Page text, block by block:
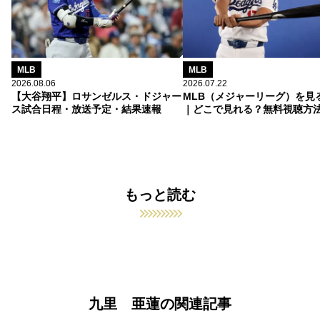
MLB
2026.08.06
【大谷翔平】ロサンゼルス・ドジャー
ス試合日程・放送予定・結果速報
MLB
2026.07.22
MLB（メジャーリーグ）を見
｜どこで見れる？無料視聴方
もっと読む
九里 亜蓮の関連記事